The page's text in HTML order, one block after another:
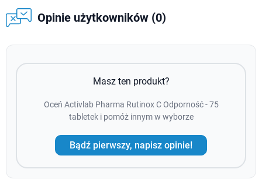
Opinie użytkowników (0)
Masz ten produkt?
Oceń Activlab Pharma Rutinox C Odporność - 75
tabletek i pomóż innym w wyborze
Bądź pierwszy, napisz opinie!